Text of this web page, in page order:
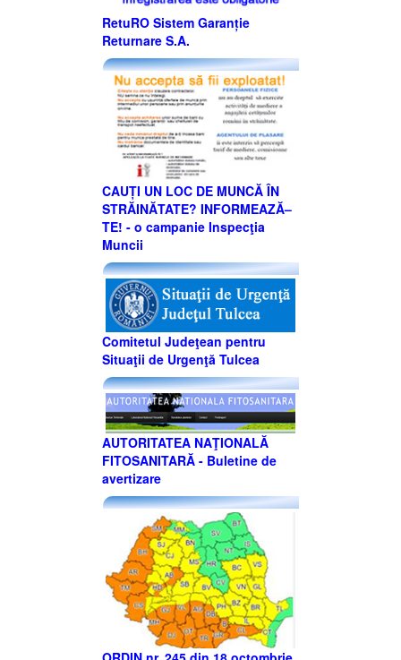
RetuRO Sistem Garanție
Returnare S.A.
CAUȚI UN LOC DE MUNCĂ ÎN
STRĂINĂTATE? INFORMEAZĂ–
TE! - o campanie Inspecţia
Muncii
Comitetul Judeţean pentru
Situaţii de Urgenţă Tulcea
AUTORITATEA NAŢIONALĂ
FITOSANITARĂ - Buletine de
avertizare